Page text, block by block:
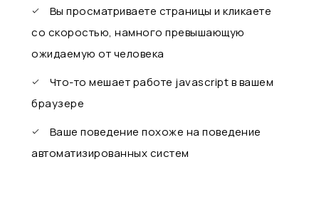
Вы просматриваете страницы и кликаете
со скоростью, намного превышающую
ожидаемую от человека
Что-то мешает работе javascript в вашем
браузере
Ваше поведение похоже на поведение
автоматизированных систем